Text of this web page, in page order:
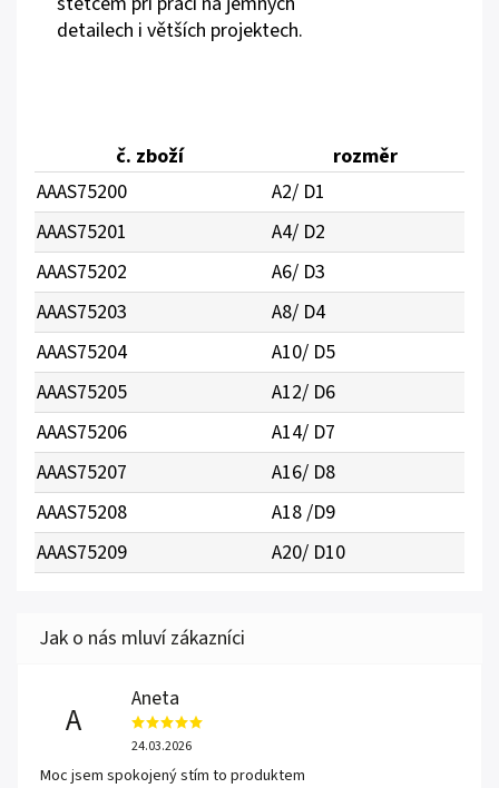
detailech i větších projektech.
č. zboží
rozměr
AAAS75200
A2/ D1
AAAS75201
A4/ D2
AAAS75202
A6/ D3
AAAS75203
A8/ D4
AAAS75204
A10/ D5
AAAS75205
A12/ D6
AAAS75206
A14/ D7
AAAS75207
A16/ D8
AAAS75208
A18 /D9
AAAS75209
A20/ D10
A
Aneta
24.03.2026
Moc jsem spokojený stím to produktem